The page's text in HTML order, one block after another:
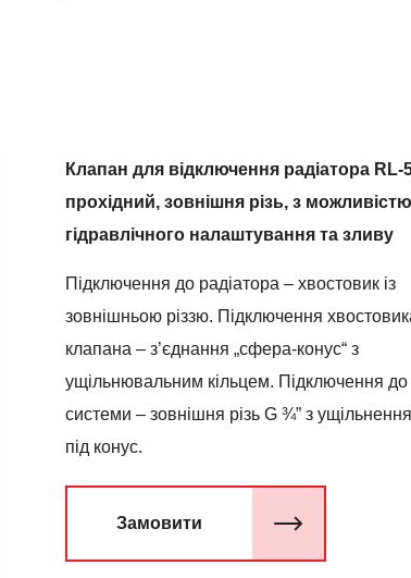
Клапан для відключення радіатора RL-
прохідний, зовнішня різь, з можливістю
гідравлічного налаштування та зливу
Підключення до радіатора – хвостовик із
зовнішньою різзю. Підключення
клапана – з’єднання „сфера-конус“ з
ущільнювальним кільцем. Підключення до
системи – зовнішня різь G ¾” з
під конус.
Замовити